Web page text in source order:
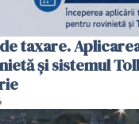
taxare.
şi sistemul